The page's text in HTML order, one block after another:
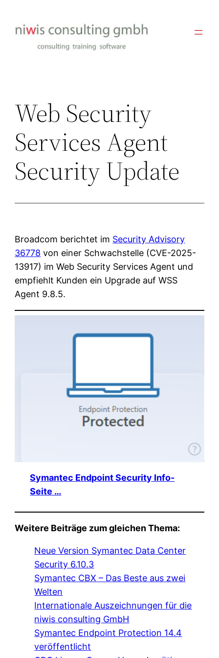
Inhalt
springen
Web Security
Services Agent
Security Update
Broadcom berichtet im Security Advisory
36778 von einer Schwachstelle (CVE-2025-
13917) im Web Security Services Agent und
empfiehlt Kunden ein Upgrade auf WSS
Agent 9.8.5.
Symantec Endpoint Security Info-
Seite …
Weitere Beiträge zum gleichen Thema:
Neue Version Symantec Data Center
Security 6.10.3
Symantec CBX – Das Beste aus zwei
Welten
Internationale Auszeichnungen für die
niwis consulting GmbH
Symantec Endpoint Protection 14.4
veröffentlicht